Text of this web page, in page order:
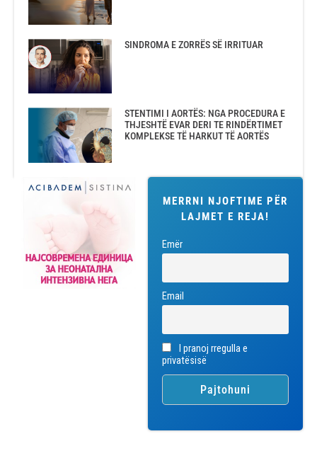
SINDROMA E ZORRËS SË IRRITUAR
STENTIMI I AORTËS: NGA PROCEDURA E
THJESHTË EVAR DERI TE RINDËRTIMET
KOMPLEKSE TË HARKUT TË AORTËS
MERRNI NJOFTIME PËR
LAJMET E REJA!
Emër
Email
I pranoj rregulla e
privatësisë